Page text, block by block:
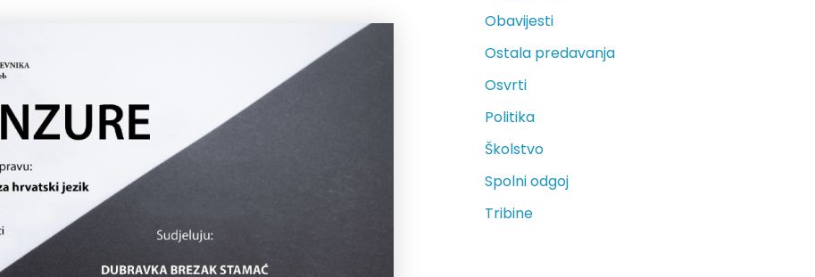
Obavijesti
Ostala predavanja
Osvrti
Politika
Školstvo
Spolni odgoj
Tribine